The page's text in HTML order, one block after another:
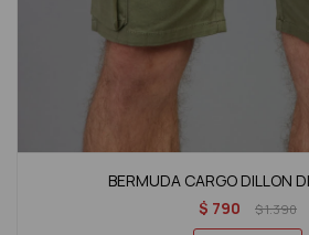
BERMUDA CARGO DILLON
$ 790 $1.390